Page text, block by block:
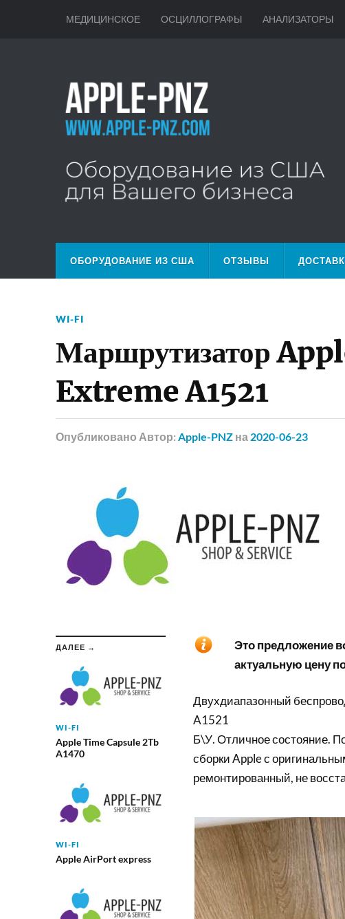
МЕДИЦИНСКОЕ ОСЦИЛЛОГРАФЫ АНАЛИЗАТОРЫ
ОБОРУДОВАНИЕ ИЗ США ОТЗЫВЫ
WI-FI
Маршрутизатор
Extreme A1521
Опубликовано Автор: Apple-PNZ на 2020-06-23
ДАЛЕЕ →
WI-FI
Apple Time Capsule 2Tb
A1470
WI-FI
Apple AirPort express
Это предложение
актуальную цену
Двухдиапазонный
A1521
Б\У. Отличное состояние.
сборки Apple с
ремонтированный, не